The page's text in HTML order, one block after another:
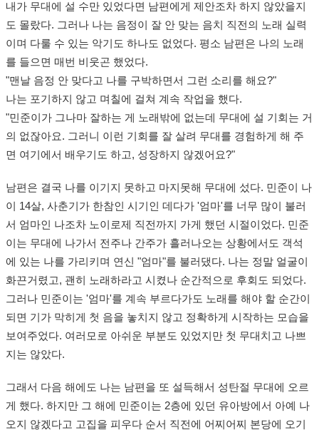
내가 무대에 설 수만 있었다면 남편에게 제안조차 하지 않았을지
도 몰랐다. 그러나 나는 음정이 잘 안 맞는 음치 직전의 노래 실력
이며 다룰 수 있는 악기도 하나도 없었다. 평소 남편은 나의 노래
를 들으면 매번 비웃곤 했었다.
"맨날 음정 안 맞다고 나를 구박하면서 그런 소리를 해요?"
나는 포기하지 않고 며칠에 걸쳐 계속 작업을 했다.
"민준이가 그나마 잘하는 게 노래밖에 없는데 무대에 설 기회는 거
의 없잖아요. 그러니 이런 기회를 잘 살려 무대를 경험하게 해 주
면 여기에서 배우기도 하고, 성장하지 않겠어요?"
남편은 결국 나를 이기지 못하고 마지못해 무대에 섰다. 민준이 나
이 14살, 사춘기가 한참인 시기인 데다가 '엄마'를 너무 많이 불러
서 엄마인 나조차 노이로제 직전까지 가게 했던 시절이었다. 민준
이는 무대에 나가서 전주나 간주가 흘러나오는 상황에서도 객석
에 있는 나를 가리키며 연신 "엄마"를 불러댔다. 나는 정말 얼굴이
화끈거렸고, 괜히 노래하라고 시켰나 순간적으로 후회도 되었다.
그러나 민준이는 '엄마'를 계속 부르다가도 노래를 해야 할 순간이
되면 기가 막히게 첫 음을 놓치지 않고 정확하게 시작하는 모습을
보여주었다. 여러모로 아쉬운 부분도 있었지만 첫 무대치고 나쁘
지는 않았다.
그래서 다음 해에도 나는 남편을 또 설득해서 성탄절 무대에 오르
게 했다. 하지만 그 해에 민준이는 2층에 있던 유아방에서 아예 나
오지 않겠다고 고집을 피우다 순서 직전에 어찌어찌 본당에 오기